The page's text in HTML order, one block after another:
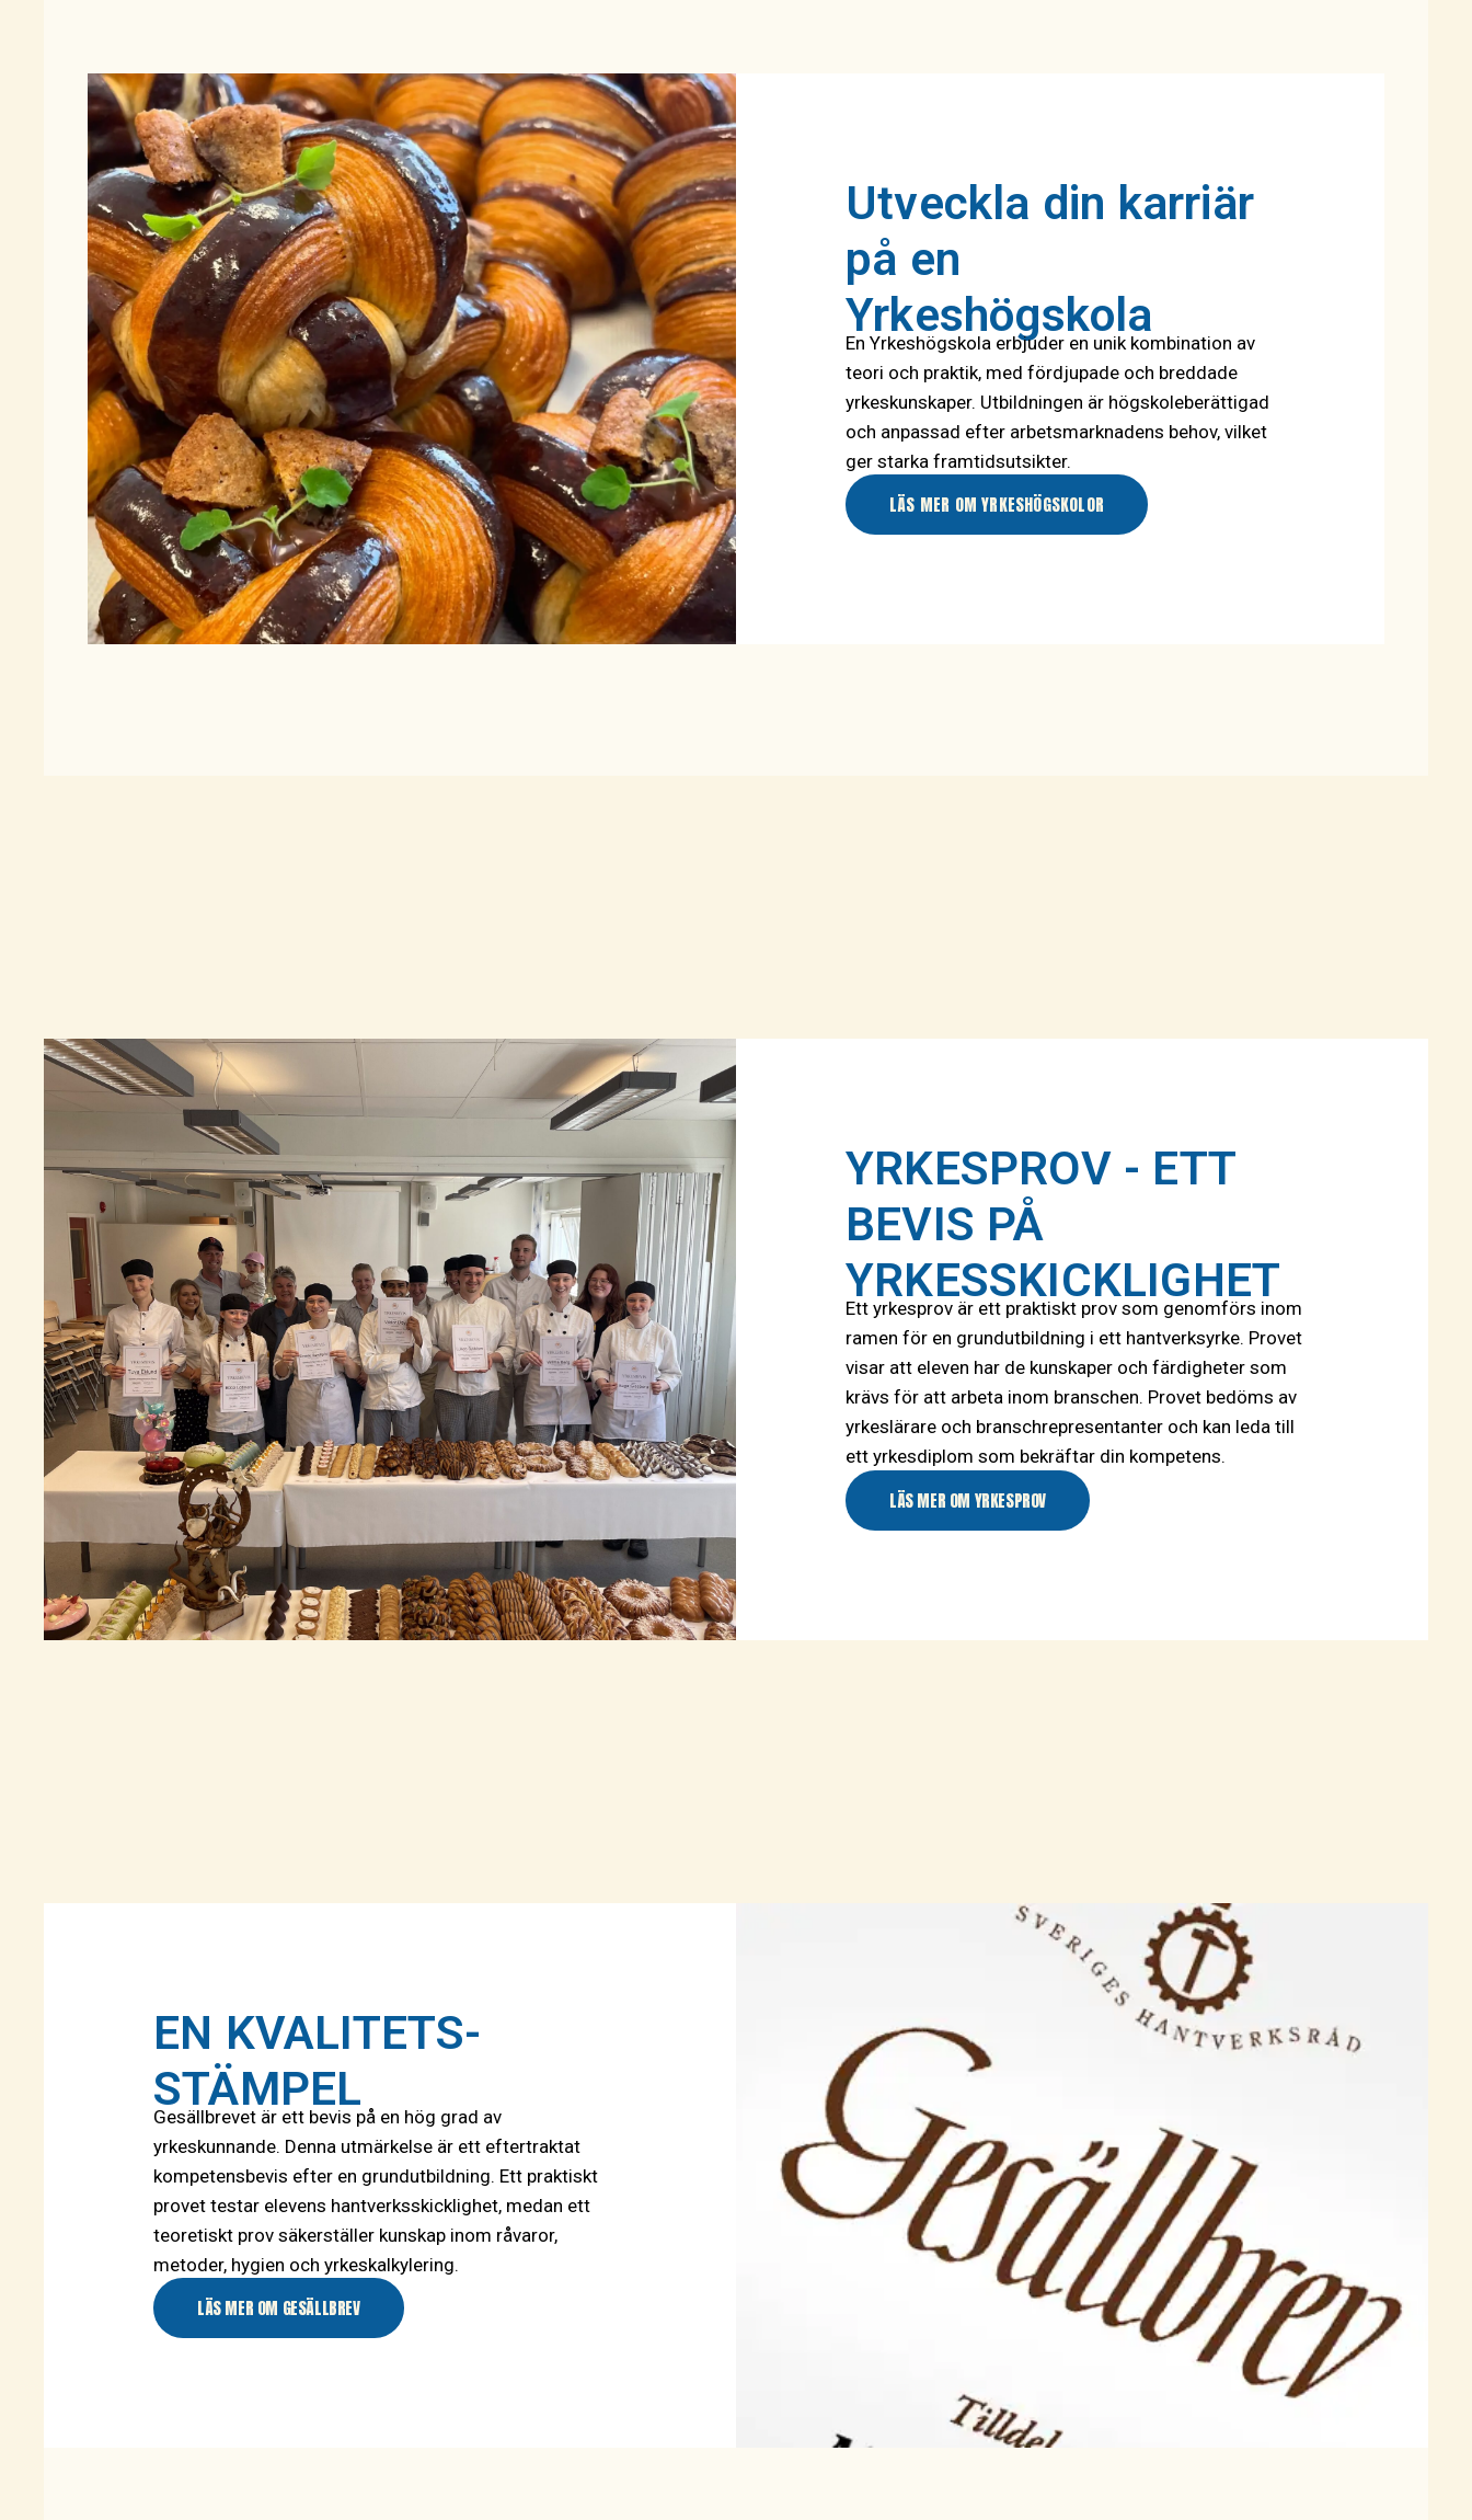
Utveckla din karriär
på en
Yrkeshögskola
En Yrkeshögskola erbjuder en unik kombination av
teori och praktik, med fördjupade och breddade
yrkeskunskaper. Utbildningen är högskoleberättigad
och anpassad efter arbetsmarknadens behov, vilket
ger starka framtidsutsikter.
LÄS MER OM YRKESHÖGSKOLOR
YRKESPROV - ETT
BEVIS PÅ
YRKESSKICKLIGHET
Ett yrkesprov är ett praktiskt prov som genomförs inom
ramen för en grundutbildning i ett hantverksyrke. Provet
visar att eleven har de kunskaper och färdigheter som
krävs för att arbeta inom branschen. Provet bedöms av
yrkeslärare och branschrepresentanter och kan leda till
ett yrkesdiplom som bekräftar din kompetens.
LÄS MER OM YRKESPROV
EN KVALITETS-
STÄMPEL
Gesällbrevet är ett bevis på en hög grad av
yrkeskunnande. Denna utmärkelse är ett eftertraktat
kompetensbevis efter en grundutbildning. Ett praktiskt
provet testar elevens hantverksskicklighet, medan ett
teoretiskt prov säkerställer kunskap inom råvaror,
metoder, hygien och yrkeskalkylering.
LÄS MER OM GESÄLLBREV